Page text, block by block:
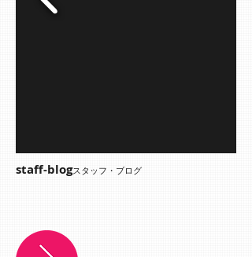
staff-blogスタッフ・ブログ